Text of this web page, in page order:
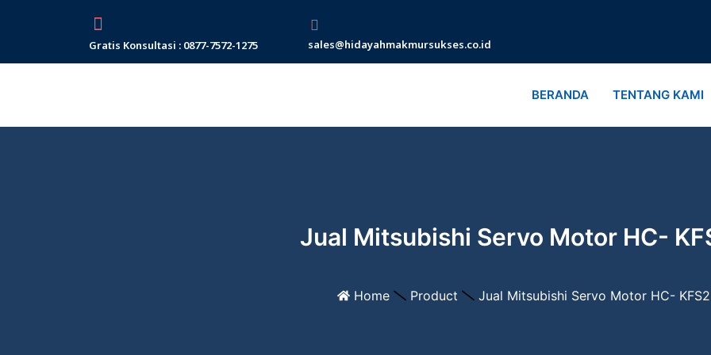
Gratis Konsultasi : 0877-7572-1275 sales@hidayahmakmursukses.co.id
BERANDA TENTANG KAMI
Jual Mitsubishi Servo Motor HC-
Home Product Jual Mitsubishi Servo Motor HC-